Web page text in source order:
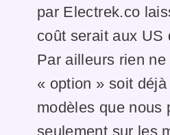
par Electrek.co
coût serait aux US
Par ailleurs rien
« option » soit
modèles que nous
seulement sur les